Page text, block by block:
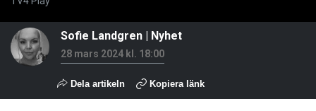
Sofie Landgren | Nyhet
28 mars 2024 kl. 18:00
Dela artikeln Kopiera länk